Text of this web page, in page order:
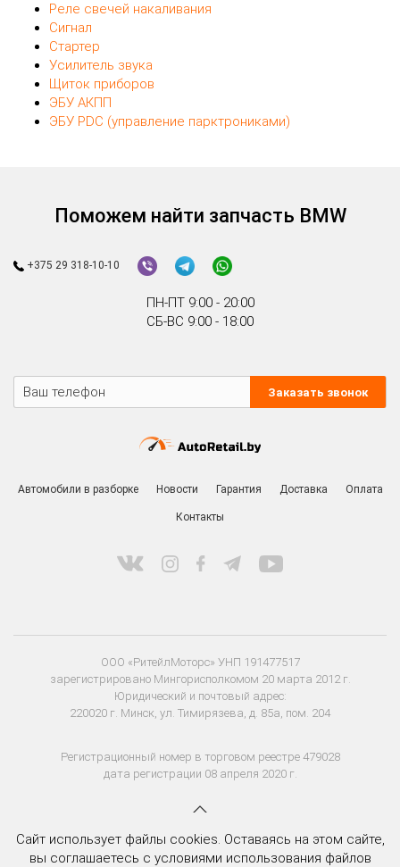
Реле свечей накаливания
Сигнал
Стартер
Усилитель звука
Щиток приборов
ЭБУ АКПП
ЭБУ PDC (управление парктрониками)
Поможем найти запчасть BMW
+375 29 318-10-10
ПН-ПТ 9:00 - 20:00
СБ-ВС 9:00 - 18:00
Заказать звонок
Автомобили в разборке Новости Гарантия Доставка Оплата
Контакты
ООО «РитейлМоторс» УНП 191477517
зарегистрировано Мингорисполкомом 20 марта 2012 г.
Юридический и почтовый адрес:
220020 г. Минск, ул. Тимирязева, д. 85а, пом. 204
Регистрационный номер в торговом реестре 479028
дата регистрации 08 апреля 2020 г.
Сайт использует файлы cookies. Оставаясь на этом сайте,
вы соглашаетесь с условиями использования файлов